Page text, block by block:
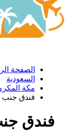
الصفحة
السعودية
مكة
فندق جنب
فندق